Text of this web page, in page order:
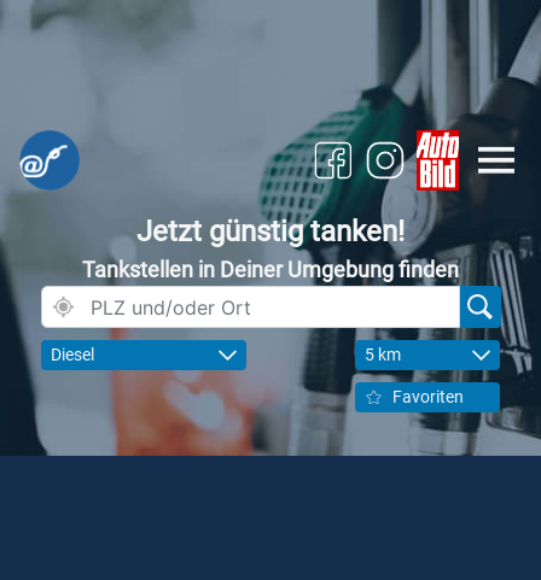
Jetzt günstig tanken!
Tankstellen in Deiner Umgebung finden
Diesel 5 km
Favoriten